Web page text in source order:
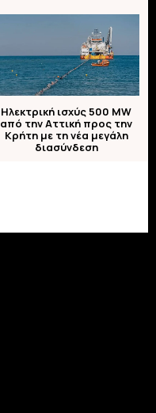
Ηλεκτρική ισχύς 500 MW
από την Αττική προς την
Κρήτη με τη νέα μεγάλη
διασύνδεση